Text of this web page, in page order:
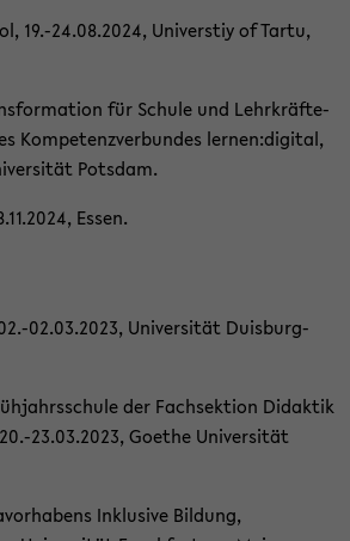
19.-24.08.2024, Uni­ver­stiy of Tartu,
für Schu­le und Lehr­kräf­te­
Kom­pe­tenz­ver­bun­des ler­nen:di­gi­tal,
Pots­dam.
Essen.
02.03.2023, Uni­ver­si­tät Duisburg-​
der Fach­sek­ti­on Di­dak­tik
23.03.2023, Goe­the Uni­ver­si­tät
In­klu­si­ve Bil­dung,